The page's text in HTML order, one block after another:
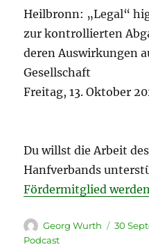
Heilbronn: „Legal“
zur kontrollierten
deren Auswirkungen
Gesellschaft
Freitag, 13. Oktober
Du willst die Arbeit
Hanfverbands
Fördermitglied
Autor
Georg Wurth 30
Podcast